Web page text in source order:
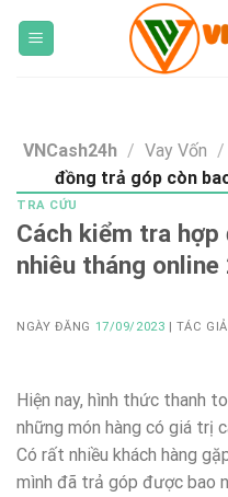
VNCash24h / Vay Vốn /
đồng trả góp còn
TRA CỨU
Cách kiểm tra
nhiêu tháng online
NGÀY ĐĂNG 17/09/2023 | TÁC GIẢ
Hiện nay, hình thức thanh
những món hàng có giá trị
Có rất nhiều khách hàng
mình đã trả góp được bao